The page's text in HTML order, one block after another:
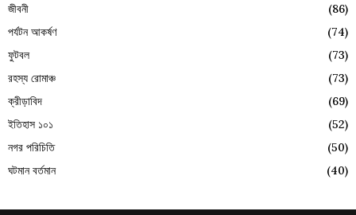
জীবনী
(86)
পর্যটন আকর্ষণ
(74)
ফুটবল
(73)
রহস্য রোমাঞ্চ
(73)
ক্রীড়াবিদ
(69)
ইতিহাস ১০১
(52)
নগর পরিচিতি
(50)
ঘটমান বর্তমান
(40)